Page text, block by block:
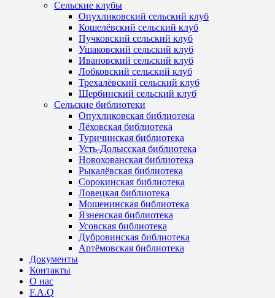
Сельские клубы
Опухликовский сельский клуб
Кошелёвский сельский клуб
Пучковский сельский клуб
Ушаковский сельский клуб
Ивановский сельский клуб
Лобковский сельский клуб
Трехалёвский сельский клуб
Щербинский сельский клуб
Сельские библиотеки
Опухликовская библиотека
Лёховская библиотека
Туричинская библиотека
Усть-Долысская библиотека
Новохованская библиотека
Рыкалёвская библиотека
Сорокинская библиотека
Ловецкая библиотека
Мошенинская библиотека
Язненская библиотека
Усовская библиотека
Дубровинская библиотека
Артёмовская библиотека
Документы
Контакты
О нас
F.A.Q